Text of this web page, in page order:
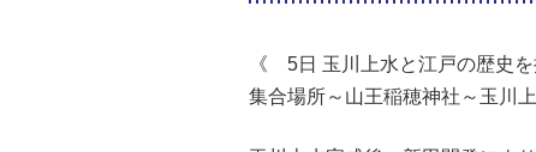
《 5日 玉川上水と江戸の歴史を
集合場所～山王稲穂神社～玉川